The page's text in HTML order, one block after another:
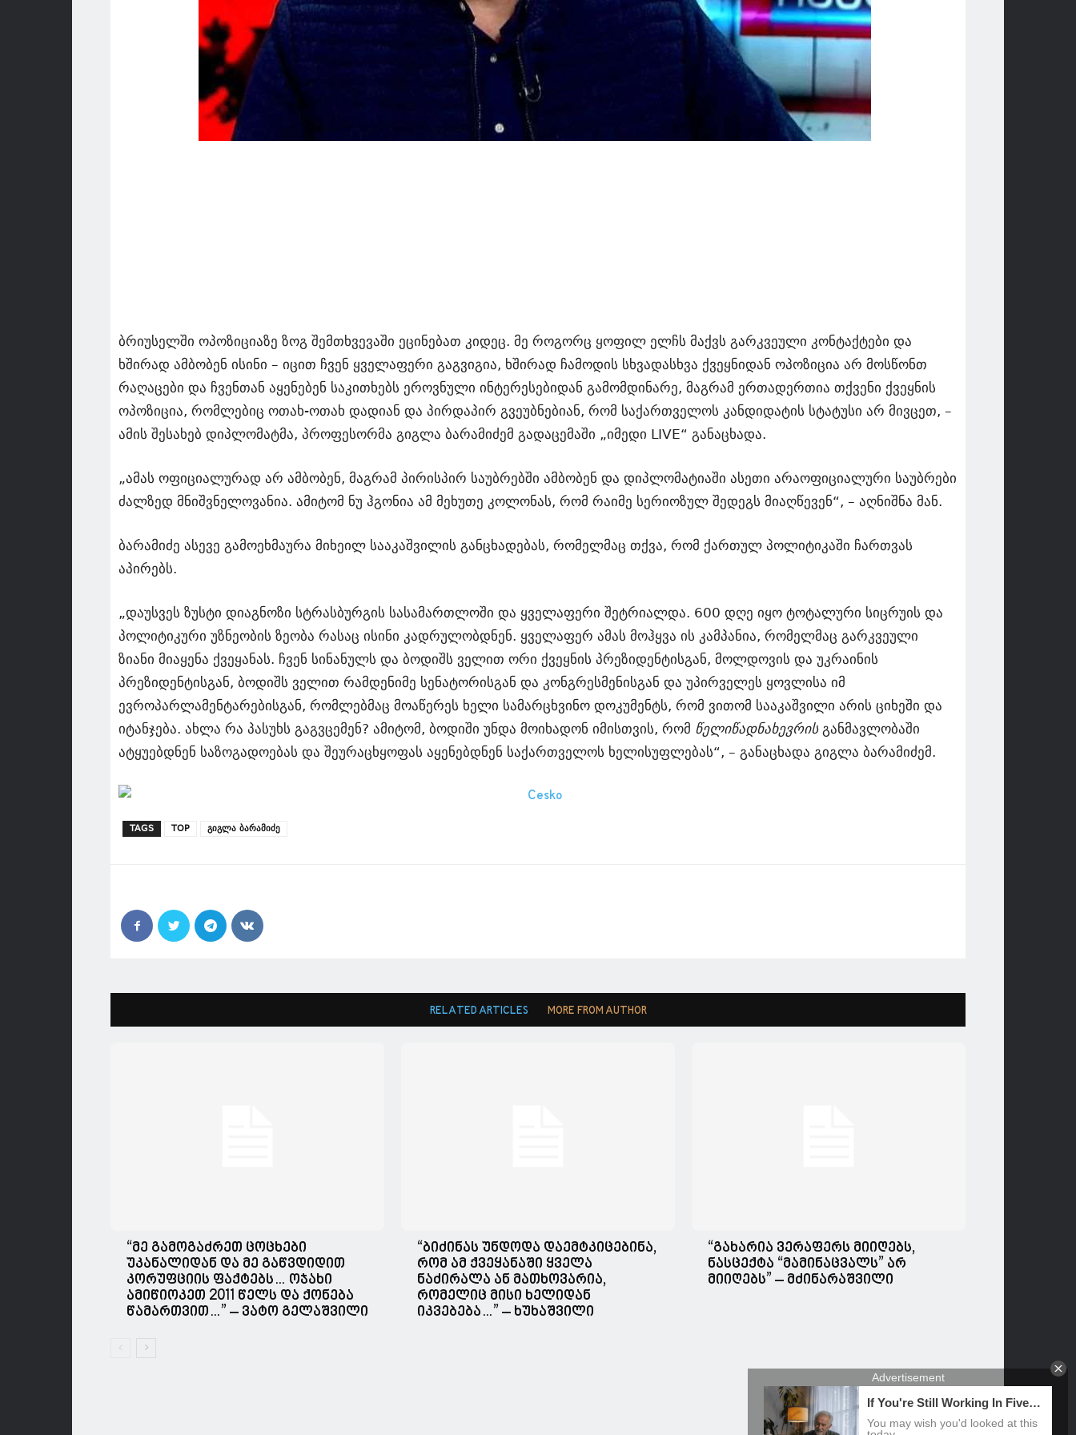
ბრიუსელში ოპოზიციაზე ზოგ შემთხვევაში ეცინებათ კიდეც. მე როგორც ყოფილ ელჩს მაქვს გარკვეული კონტაქტები და
ხშირად ამბობენ ისინი – იცით ჩვენ ყველაფერი გაგვიგია, ხშირად ჩამოდის სხვადასხვა ქვეყნიდან ოპოზიცია არ მოსწონთ
რაღაცები და ჩვენთან აყენებენ საკითხებს ეროვნული ინტერესებიდან გამომდინარე, მაგრამ ერთადერთია თქვენი ქვეყნის
ოპოზიცია, რომლებიც ოთახ-ოთახ დადიან და პირდაპირ გვეუბნებიან, რომ საქართველოს კანდიდატის სტატუსი არ მივცეთ, –
ამის შესახებ დიპლომატმა, პროფესორმა გიგლა ბარამიძემ გადაცემაში „იმედი LIVE“ განაცხადა.
„ამას ოფიციალურად არ ამბობენ, მაგრამ პირისპირ საუბრებში ამბობენ და დიპლომატიაში ასეთი არაოფიციალური საუბრები
ძალზედ მნიშვნელოვანია. ამიტომ ნუ ჰგონია ამ მეხუთე კოლონას, რომ რაიმე სერიოზულ შედეგს მიაღწევენ“, – აღნიშნა მან.
ბარამიძე ასევე გამოეხმაურა მიხეილ სააკაშვილის განცხადებას, რომელმაც თქვა, რომ ქართულ პოლიტიკაში ჩართვას
აპირებს.
„დაუსვეს ზუსტი დიაგნოზი სტრასბურგის სასამართლოში და ყველაფერი შეტრიალდა. 600 დღე იყო ტოტალური სიცრუის და
პოლიტიკური უზნეობის ზეობა რასაც ისინი კადრულობდნენ. ყველაფერ ამას მოჰყვა ის კამპანია, რომელმაც გარკვეული
ზიანი მიაყენა ქვეყანას. ჩვენ სინანულს და ბოდიშს ველით ორი ქვეყნის პრეზიდენტისგან, მოლდოვის და უკრაინის
პრეზიდენტისგან, ბოდიშს ველით რამდენიმე სენატორისგან და კონგრესმენისგან და უპირველეს ყოვლისა იმ
ევროპარლამენტარებისგან, რომლებმაც მოაწერეს ხელი სამარცხვინო დოკუმენტს, რომ ვითომ სააკაშვილი არის ციხეში და
იტანჯება. ახლა რა პასუხს გაგვცემენ? ამიტომ, ბოდიში უნდა მოიხადონ იმისთვის, რომ წელიწადნახევრისგანმავლობაში
ატყუებდნენ საზოგადოებას და შეურაცხყოფას აყენებდნენ საქართველოს ხელისუფლებას“, – განაცხადა გიგლა ბარამიძემ.
TAGS TOP გიგლა ბარამიძე
RELATED ARTICLES MORE FROM AUTHOR
“მე გამოგაძრეთ ცოცხები
უკანალიდან და მე გაწვდიდით
კორუფციის ფაქტებს… ოჯახი
ამიწიოკეთ 2011 წელს და ქონება
წამართვით…” – ვატო გელაშვილი
“ბიძინას უნდოდა დაემტკიცებინა,
რომ ამ ქვეყანაში ყველა
ნაძირალა ან მათხოვარია,
რომელიც მისი ხელიდან
იკვებება…” – ხუხაშვილი
“გახარია ვერაფერს მიიღებს,
ნასცექტა “მამინაცვალს” არ
მიიღებს” – მძინარაშვილი